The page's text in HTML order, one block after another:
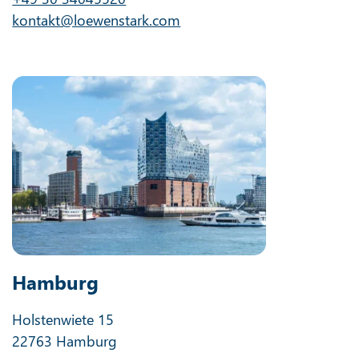
kontakt@loewenstark.com
Hamburg
Holstenwiete 15
22763 Hamburg